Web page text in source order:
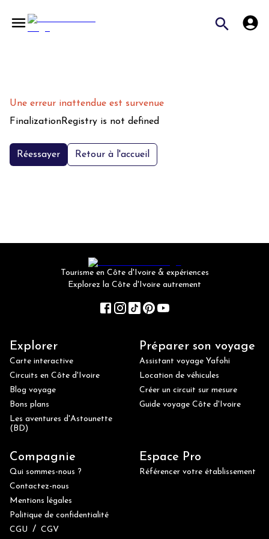
Une erreur inattendue est survenue
FinalizationRegistry is not defined
Réessayer Retour à l'accueil
Tourisme en Côte d'Ivoire & expériences
Explorez la Côte d'Ivoire autrement
Explorer
Carte interactive
Circuits en Côte d'Ivoire
Blog voyage
Bons plans
Les aventures d'Astounette
(BD)
Préparer son voyage
Assistant voyage Yafohi
Location de véhicules
Créer un circuit sur mesure
Guide voyage Côte d'Ivoire
Compagnie
Qui sommes-nous ?
Contactez-nous
Mentions légales
Politique de confidentialité
CGU / CGV
Espace Pro
Référencer votre établissement